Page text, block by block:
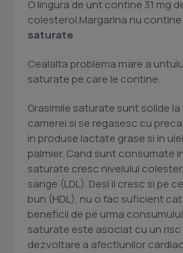
O lingura de unt contine 31 mg
colesterol.Margarina nu
saturate
Cealalta problema mare a
saturate pe care le contine.
Grasimile saturate sunt solide
camerei si se regasesc cu
in produse lactate grase si in
palmier. Cand sunt consumate
saturate cresc nivelulul
sange (LDL). Desi il cresc si pe
bun (HDL), nu o fac suficient
beneficii de pe urma
saturate este asociat cu un risc
dezvoltare a afectiunilor